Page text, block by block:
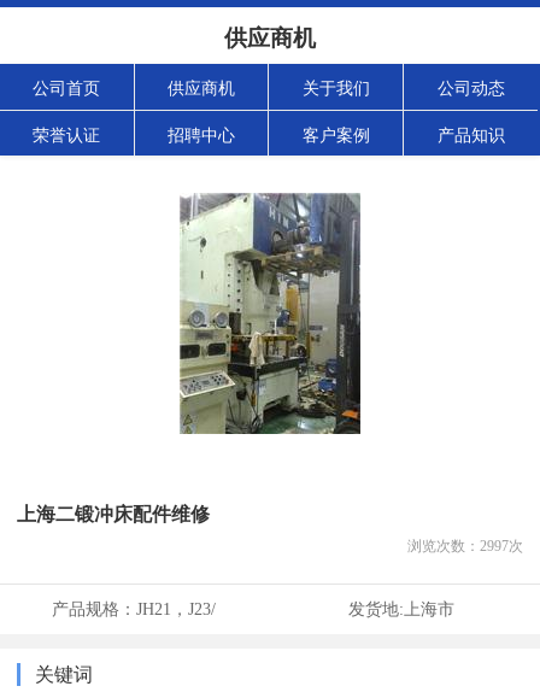
供应商机
公司首页 供应商机 关于我们 公司动态
荣誉认证 招聘中心 客户案例 产品知识
上海二锻冲床配件维修
浏览次数： 2997次
产品规格： JH21，J23/ 发货地: 上海市
关键词